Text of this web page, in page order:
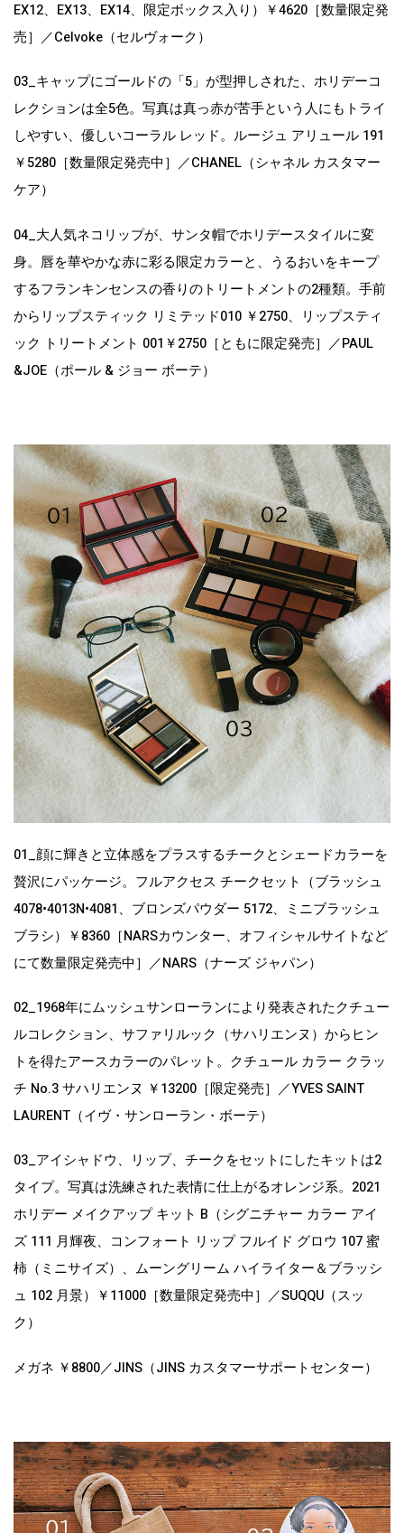
EX12、EX13、EX14、限定ボックス入り）￥4620［数量限定発
売］／Celvoke（セルヴォーク）
03_キャップにゴールドの「5」が型押しされた、ホリデーコ
レクションは全5色。写真は真っ赤が苦手という人にもトライ
しやすい、優しいコーラル レッド。ルージュ アリュール 191
￥5280［数量限定発売中］／CHANEL（シャネル カスタマー
ケア）
04_大人気ネコリップが、サンタ帽でホリデースタイルに変
身。唇を華やかな赤に彩る限定カラーと、うるおいをキープ
するフランキンセンスの香りのトリートメントの2種類。手前
からリップスティック リミテッド010 ￥2750、リップスティ
ック トリートメント 001￥2750［ともに限定発売］／PAUL
&JOE（ポール & ジョー ボーテ）
01_顔に輝きと立体感をプラスするチークとシェードカラーを
贅沢にパッケージ。フルアクセス チークセット（ブラッシュ
4078•4013N•4081、ブロンズパウダー 5172、ミニブラッシュ
ブラシ）￥8360［NARSカウンター、オフィシャルサイトなど
にて数量限定発売中］／NARS（ナーズ ジャパン）
02_1968年にムッシュサンローランにより発表されたクチュー
ルコレクション、サファリルック（サハリエンヌ）からヒン
トを得たアースカラーのパレット。クチュール カラー クラッ
チ No.3 サハリエンヌ ￥13200［限定発売］／YVES SAINT
LAURENT（イヴ・サンローラン・ボーテ）
03_アイシャドウ、リップ、チークをセットにしたキットは2
タイプ。写真は洗練された表情に仕上がるオレンジ系。2021
ホリデー メイクアップ キット B（シグニチャー カラー アイ
ズ 111 月輝夜、コンフォート リップ フルイド グロウ 107 蜜
柿（ミニサイズ）、ムーングリーム ハイライター＆ブラッシ
ュ 102 月景）￥11000［数量限定発売中］／SUQQU（スッ
ク）
メガネ ￥8800／JINS（JINS カスタマーサポートセンター）